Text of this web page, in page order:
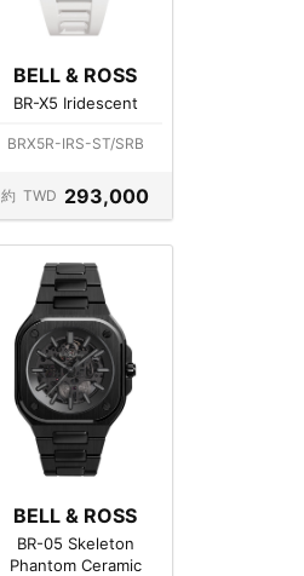
BELL & ROSS
BR-X5 Iridescent
BRX5R-IRS-ST/SRB
約 TWD 293,000
BELL & ROSS
BR-05 Skeleton
Phantom Ceramic